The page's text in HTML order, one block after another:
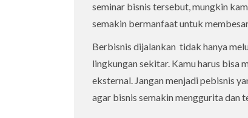
seminar bisnis tersebut, mungkin
semakin bermanfaat untuk
Berbisnis dijalankan tidak hanya
lingkungan sekitar. Kamu harus bisa
eksternal. Jangan menjadi pebisnis
agar bisnis semakin menggurita dan